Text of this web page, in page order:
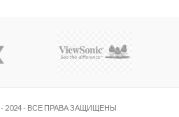
- 2024 - ВСЕ ПРАВА ЗАЩИЩЕНЫ